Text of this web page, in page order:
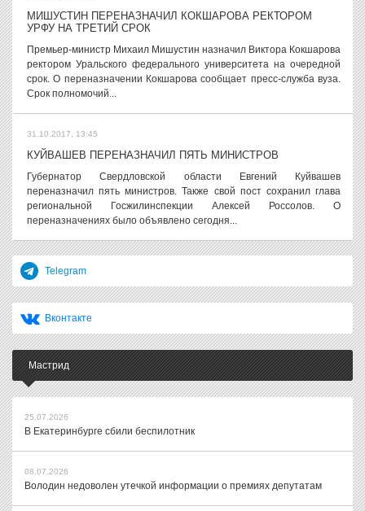
МИШУСТИН ПЕРЕНАЗНАЧИЛ КОКШАРОВА РЕКТОРОМ
УРФУ НА ТРЕТИЙ СРОК
Премьер-министр Михаил Мишустин назначил Виктора Кокшарова
ректором Уральского федерального университета на очередной
срок. О переназначении Кокшарова сообщает пресс-служба вуза.
Срок полномочий...
31.10.2017, 13:45
КУЙВАШЕВ ПЕРЕНАЗНАЧИЛ ПЯТЬ МИНИСТРОВ
Губернатор Свердловской области Евгений Куйвашев
переназначил пять министров. Также свой пост сохранил глава
региональной Госжилинспекции Алексей Россолов. О
переназначениях было объявлено сегодня...
Telegram
Вконтакте
Мастрид
25.07.2026
В Екатеринбурге сбили беспилотник
08.07.2026
Володин недоволен утечкой информации о премиях депутатам